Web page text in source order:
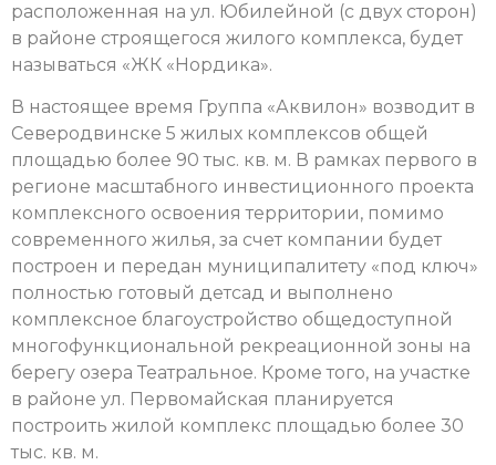
расположенная на ул. Юбилейной (с двух сторон)
в районе строящегося жилого комплекса, будет
называться «ЖК «Нордика».
В настоящее время Группа «Аквилон» возводит в
Северодвинске 5 жилых комплексов общей
площадью более 90 тыс. кв. м. В рамках первого в
регионе масштабного инвестиционного проекта
комплексного освоения территории, помимо
современного жилья, за счет компании будет
построен и передан муниципалитету «под ключ»
полностью готовый детсад и выполнено
комплексное благоустройство общедоступной
многофункциональной рекреационной зоны на
берегу озера Театральное. Кроме того, на участке
в районе ул. Первомайская планируется
построить жилой комплекс площадью более 30
тыс. кв. м.